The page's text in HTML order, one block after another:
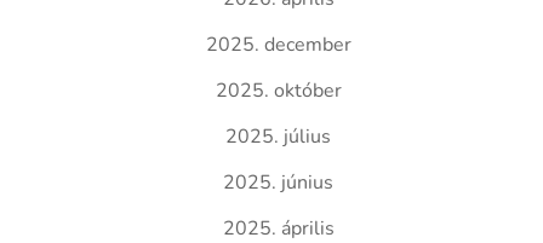
2025. december
2025. október
2025. július
2025. június
2025. április